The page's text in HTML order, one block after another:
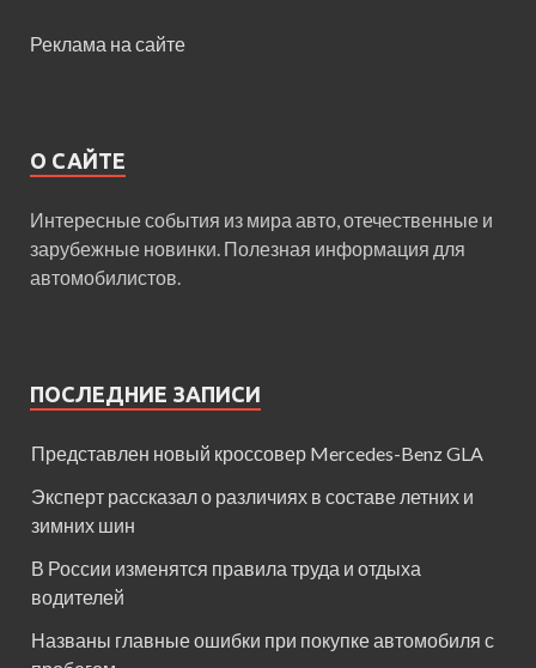
Реклама на сайте
О САЙТЕ
Интересные события из мира авто, отечественные и
зарубежные новинки. Полезная информация для
автомобилистов.
ПОСЛЕДНИЕ ЗАПИСИ
Представлен новый кроссовер Mercedes-Benz GLA
Эксперт рассказал о различиях в составе летних и
зимних шин
В России изменятся правила труда и отдыха
водителей
Названы главные ошибки при покупке автомобиля с